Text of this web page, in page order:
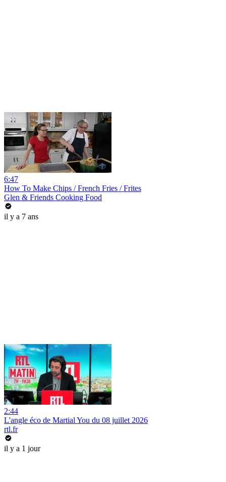
6:47
How To Make Chips / French Fries / Frites
Glen & Friends Cooking Food
il y a 7 ans
2:44
L'angle éco de Martial You du 08 juillet 2026
rtl.fr
il y a 1 jour